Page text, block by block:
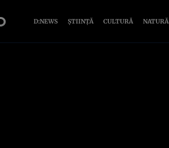
D:NEWS ȘTIINȚĂ CULTURĂ NATURĂ